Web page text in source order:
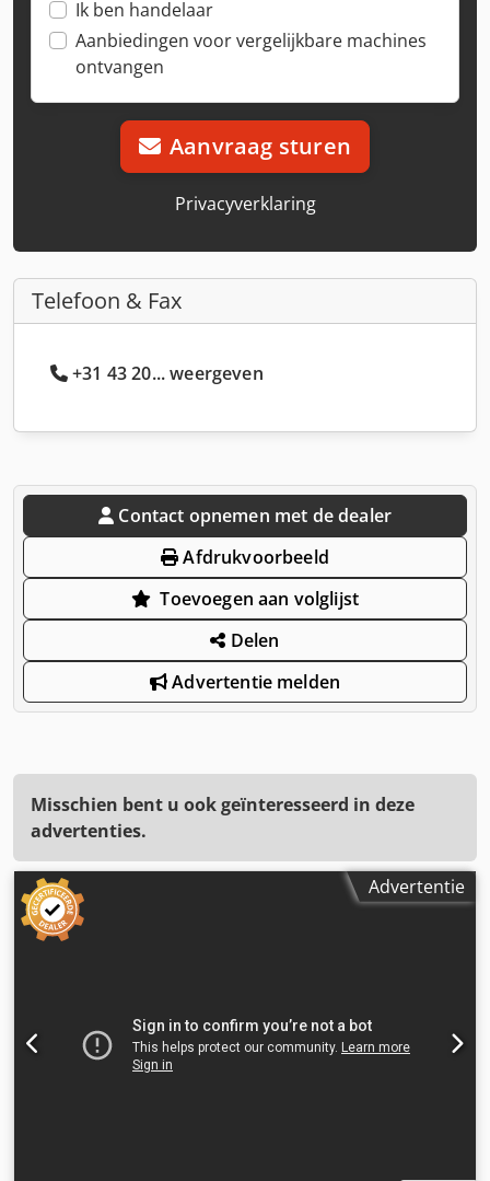
Ik ben handelaar
Aanbiedingen voor vergelijkbare machines
ontvangen
Aanvraag sturen
Privacyverklaring
Telefoon & Fax
+31 43 20... weergeven
Contact opnemen met de dealer
Afdrukvoorbeeld
Toevoegen aan volglijst
Delen
Advertentie melden
Misschien bent u ook geïnteresseerd in deze
advertenties.
Advertentie